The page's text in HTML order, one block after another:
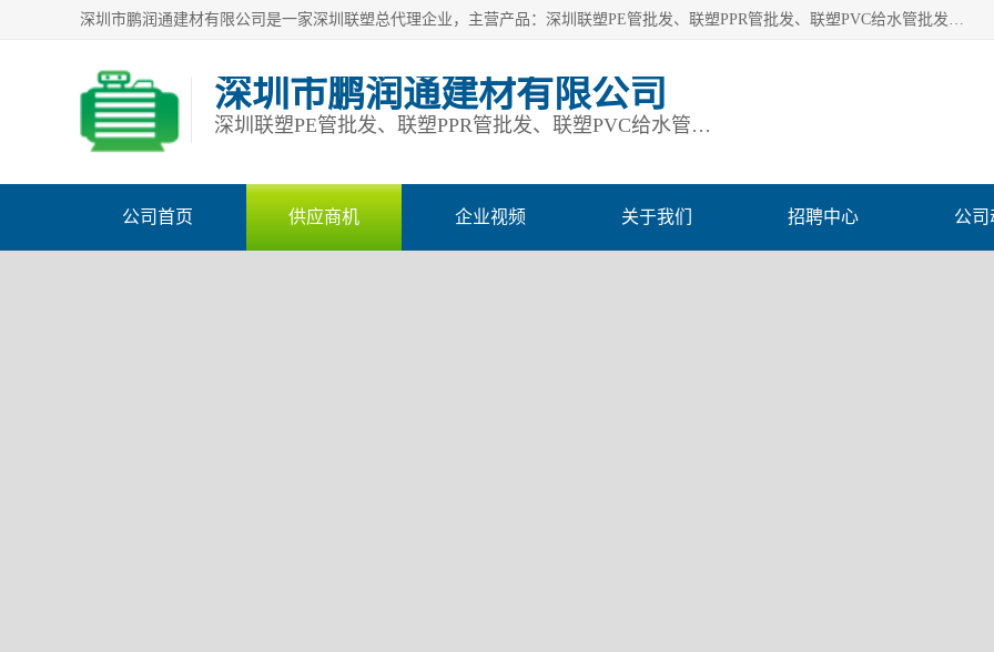
深圳市鹏润通建材有限公司是一家深圳联塑总代理企业，主营产品：深圳联塑PE管批发、联塑PPR管批发、联塑PVC给水管批发、联塑PVC排水管批发、联塑管道批发等。凭借服务以及多年的勤奋拼搏，发展成为一家销售各种管材管件，绝缘电工套管及配件等系列产品的贸易公司。公司秉承“顾客至上，锐意进取”的经营理念，坚持“客户至上”原则为广大客户提供的服务。欢迎惠顾！
深圳市鹏润通建材有限公司
深圳联塑PE管批发、联塑PPR管批发、联塑PVC给水管批发、联塑PVC排水管批发、联塑管道批发等
公司首页 供应商机 企业视频 关于我们 招聘中心 公司